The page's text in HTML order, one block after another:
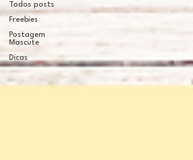
Todos posts
Freebies
Postagem
Mascute
Dicas